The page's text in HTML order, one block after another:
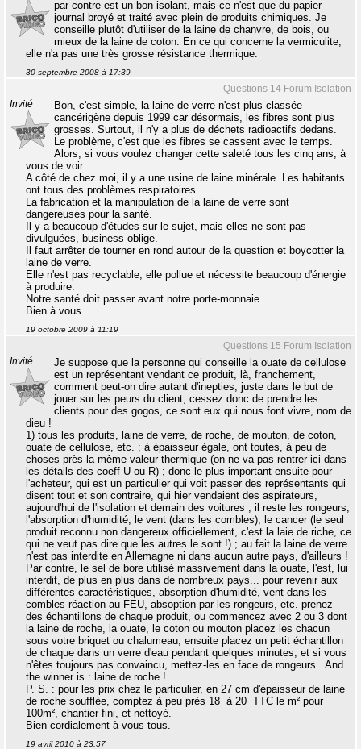
par contre est un bon isolant, mais ce n'est que du papier
journal broyé et traité avec plein de produits chimiques. Je
conseille plutôt d'utiliser de la laine de chanvre, de bois, ou
mieux de la laine de coton. En ce qui concerne la vermiculite,
elle n'a pas une très grosse résistance thermique.
30 septembre 2008 à 17:39
Questions 14 Forum Isolation
Invité
Bon, c'est simple, la laine de verre n'est plus classée
cancérigène depuis 1999 car désormais, les fibres sont plus
grosses. Surtout, il n'y a plus de déchets radioactifs dedans.
Le problème, c'est que les fibres se cassent avec le temps.
Alors, si vous voulez changer cette saleté tous les cinq ans, à
vous de voir.
A côté de chez moi, il y a une usine de laine minérale. Les habitants
ont tous des problèmes respiratoires.
La fabrication et la manipulation de la laine de verre sont
dangereuses pour la santé.
Il y a beaucoup d'études sur le sujet, mais elles ne sont pas
divulguées, business oblige.
Il faut arrêter de tourner en rond autour de la question et boycotter la
laine de verre.
Elle n'est pas recyclable, elle pollue et nécessite beaucoup d'énergie
à produire.
Notre santé doit passer avant notre porte-monnaie.
Bien à vous.
19 octobre 2009 à 11:19
Questions 15 Forum Isolation
Invité
Je suppose que la personne qui conseille la ouate de cellulose
est un représentant vendant ce produit, là, franchement,
comment peut-on dire autant d'inepties, juste dans le but de
jouer sur les peurs du client, cessez donc de prendre les
clients pour des gogos, ce sont eux qui nous font vivre, nom de
dieu !
1) tous les produits, laine de verre, de roche, de mouton, de coton,
ouate de cellulose, etc. ; à épaisseur égale, ont toutes, à peu de
choses près la même valeur thermique (on ne va pas rentrer ici dans
les détails des coeff U ou R) ; donc le plus important ensuite pour
l'acheteur, qui est un particulier qui voit passer des représentants qui
disent tout et son contraire, qui hier vendaient des aspirateurs,
aujourd'hui de l'isolation et demain des voitures ; il reste les rongeurs,
l'absorption d'humidité, le vent (dans les combles), le cancer (le seul
produit reconnu non dangereux officiellement, c'est la laie de riche, ce
qui ne veut pas dire que les autres le sont !) ; au fait la laine de verre
n'est pas interdite en Allemagne ni dans aucun autre pays, d'ailleurs !
Par contre, le sel de bore utilisé massivement dans la ouate, l'est, lui
interdit, de plus en plus dans de nombreux pays... pour revenir aux
différentes caractéristiques, absorption d'humidité, vent dans les
combles réaction au FEU, absoption par les rongeurs, etc. prenez
des échantillons de chaque produit, ou commencez avec 2 ou 3 dont
la laine de roche, la ouate, le coton ou mouton placez les chacun
sous votre briquet ou chalumeau, ensuite placez un petit échantillon
de chaque dans un verre d'eau pendant quelques minutes, et si vous
n'êtes toujours pas convaincu, mettez-les en face de rongeurs.. And
the winner is : laine de roche !
P. S. : pour les prix chez le particulier, en 27 cm d'épaisseur de laine
de roche soufflée, comptez à peu près 18  à 20  TTC le m² pour
100m², chantier fini, et nettoyé.
Bien cordialement à vous tous.
19 avril 2010 à 23:57